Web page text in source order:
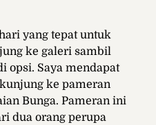
yang tepat untuk
ke galeri sambil
opsi. Saya mendapat
ke pameran
Bunga. Pameran ini
dua orang perupa